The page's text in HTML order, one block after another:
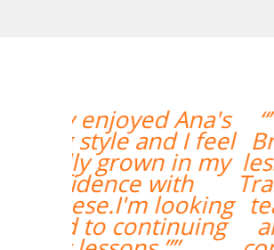
“”I took 40
Brazilian
lessons with
Trainers in
teacher was a
and gave me